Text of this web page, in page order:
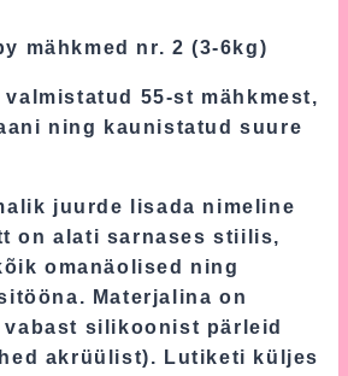
mähkmed nr. 2 (3-6kg)
valmistatud 55-st mähkmest,
ning kaunistatud suure
juurde lisada nimeline
on alati sarnases stiilis,
omanäolised ning
Materjalina on
vabast silikoonist pärleid
akrüülist). Lutiketi küljes